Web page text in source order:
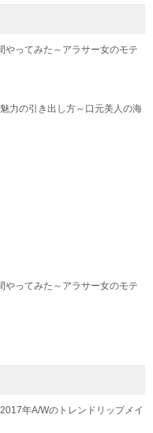
やってみた～アラサー女のモテ
力の引き出し方～口元美人の海
やってみた～アラサー女のモテ
年A/Wのトレンドリップメイ